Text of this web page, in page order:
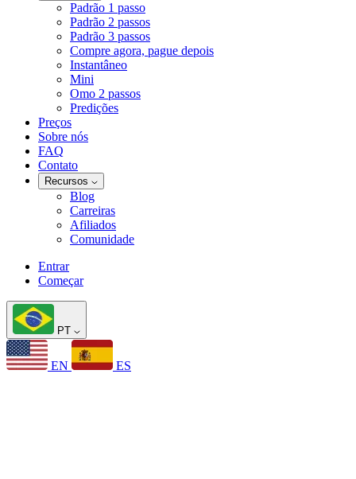
Padrão 1 passo
Padrão 2 passos
Padrão 3 passos
Compre agora, pague depois
Instantâneo
Mini
Omo 2 passos
Predições
Preços
Sobre nós
FAQ
Contato
Recursos
Blog
Carreiras
Afiliados
Comunidade
Entrar
Começar
PT
EN ES